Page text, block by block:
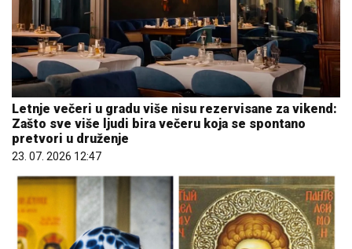
Letnje večeri u gradu više nisu rezervisane za vikend:
Zašto sve više ljudi bira večeru koja se spontano
pretvori u druženje
23. 07. 2026 12:47